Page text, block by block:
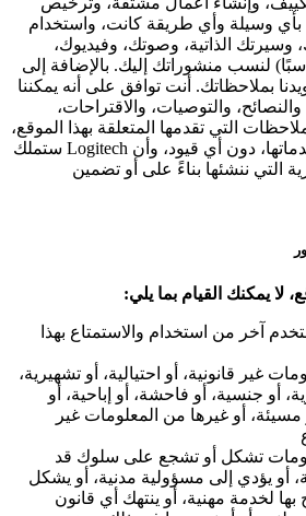
بأي وسيلة وأي طريقة كانت، واستخدام
الذاتية، وصوتك، وفيديوك،
لنسب منشوراتك إليك. بالإضافة إلى
بملاحظاتك. أنت توافق على أنه يمكننا
والتوصيات، والاقتراحات،
التي تقدمها المتعلقة بهذا الموقع،
ومنتجات Logitech و/أو خدماتها، دون أي قيود، وأن Logitech ستملك
التي ننشئها بناءً على أو تضمين
لا يمكنك القيام بما يلي:
آخر من استخدام والاستمتاع بهذا
غير قانونية، أو احتيالية، أو تشهيرية،
أو جنسية، أو فاحشة، أو إباحية، أو
مسيئة، أو غيرها من المعلومات غير
تشكل أو تشجع على سلوك قد
أو يؤدي إلى مسؤولية مدنية، أو يشكل
لخدمة مهنية، أو ينتهك أي قانون